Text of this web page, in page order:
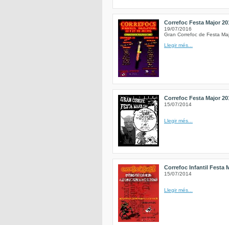
Correfoc Festa Major
19/07/2016
Gran Correfoc de Festa
Llegir més...
Correfoc Festa Major
15/07/2014
Llegir més...
Correfoc Infantil Festa
15/07/2014
Llegir més...